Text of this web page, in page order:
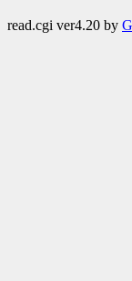
read.cgi ver4.20 by